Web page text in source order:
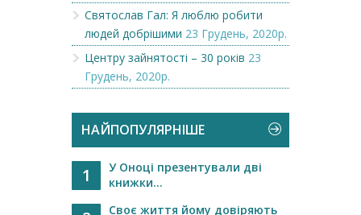
Святослав Гал: Я люблю робити
людей добрішими 23 Грудень, 2020р.
Центру зайнятості – 30 років 23
Грудень, 2020р.
НАЙПОПУЛЯРНІШЕ
1
У Оноці презентували дві
книжки...
Своє життя йому довіряють